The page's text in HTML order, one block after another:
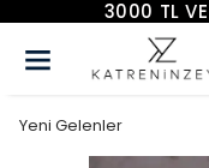
Yeni Gelenler